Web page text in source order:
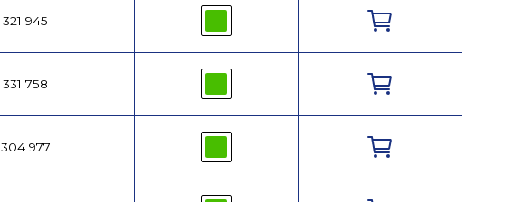
321 945
331 758
304 977